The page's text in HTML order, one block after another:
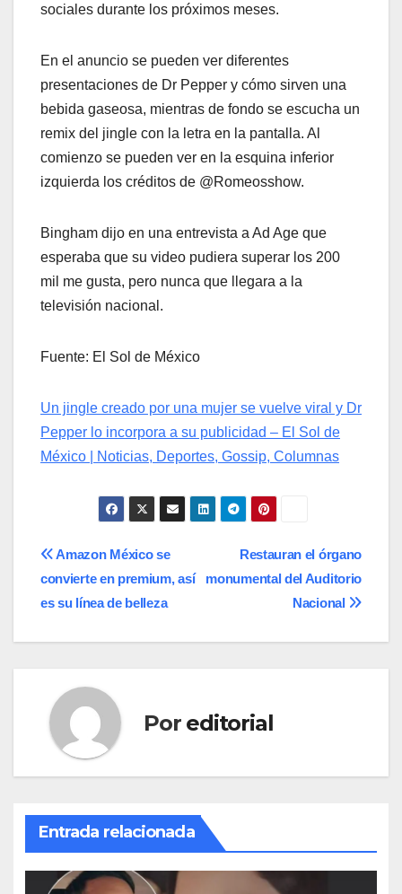
sociales durante los próximos meses.
En el anuncio se pueden ver diferentes
presentaciones de Dr Pepper y cómo sirven una
bebida gaseosa, mientras de fondo se escucha un
remix del jingle con la letra en la pantalla. Al
comienzo se pueden ver en la esquina inferior
izquierda los créditos de @Romeosshow.
Bingham dijo en una entrevista a Ad Age que
esperaba que su video pudiera superar los 200
mil me gusta, pero nunca que llegara a la
televisión nacional.
Fuente: El Sol de México
Un jingle creado por una mujer se vuelve viral y Dr
Pepper lo incorpora a su publicidad – El Sol de
México | Noticias, Deportes, Gossip, Columnas
Navegación
de
entradas
Restauran el órgano
monumental del Auditorio
Nacional
Amazon México se
convierte en premium, así
es su línea de belleza
Por editorial
Entrada relacionada